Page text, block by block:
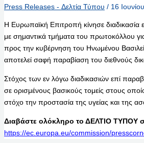
Press Releases - Δελτία Τύπου / 16
Η Ευρωπαϊκή Επιτροπή κίνησε
με σημαντικά τμήματα του πρωτοκόλλου για
προς την κυβέρνηση του Ηνωμένου
αποτελεί σαφή παραβίαση του διεθνούς
Στόχος των εν λόγω διαδικασιών επί
σε ορισμένους βασικούς τομείς στους
στόχο την προστασία της υγείας και της
Διαβάστε ολόκληρο το ΔΕΛΤΙΟ ΤΥΠΟΥ
https://ec.europa.eu/commission/